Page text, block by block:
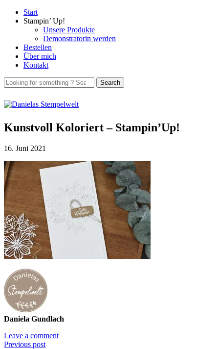
Start
Stampin’ Up!
Unsere Produkte
Demonstratorin werden
Bestellen
Über mich
Kontakt
Kunstvoll Koloriert – Stampin’Up!
16. Juni 2021
Daniela Gundlach
Leave a comment
Previous post